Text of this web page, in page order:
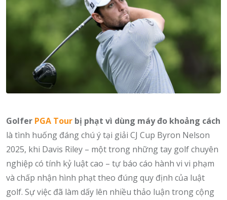
Golfer PGA Tour bị phạt vì dùng máy đo khoảng cách
là tình huống đáng chú ý tại giải CJ Cup Byron Nelson
2025, khi Davis Riley – một trong những tay golf chuyên
nghiệp có tính kỷ luật cao – tự báo cáo hành vi vi phạm
và chấp nhận hình phạt theo đúng quy định của luật
golf. Sự việc đã làm dấy lên nhiều thảo luận trong cộng